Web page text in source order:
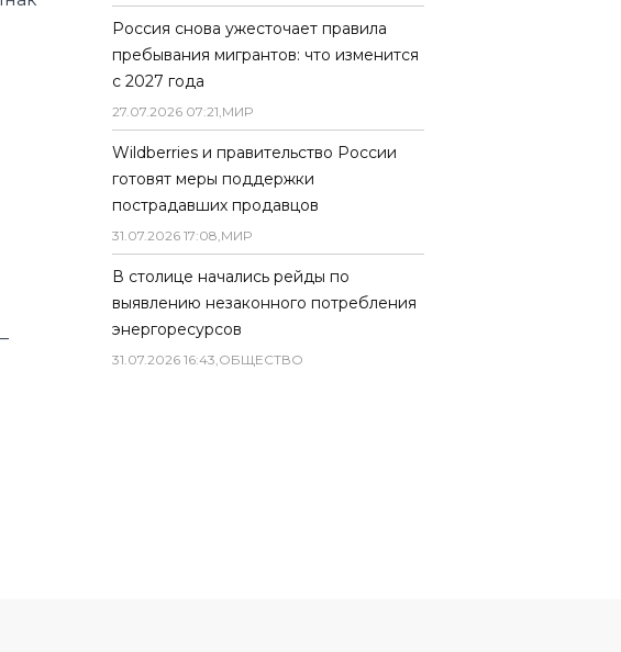
Россия снова ужесточает правила
пребывания мигрантов: что изменится
с 2027 года
27.07.2026 07:21,МИР
Wildberries и правительство России
готовят меры поддержки
пострадавших продавцов
31.07.2026 17:08,МИР
В столице начались рейды по
выявлению незаконного потребления
энергоресурсов
31.07.2026 16:43,ОБЩЕСТВО